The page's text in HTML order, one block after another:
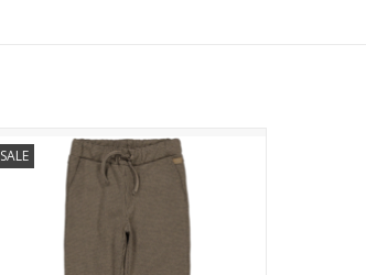
SALE
Quapi DARIUSQW244 aop sand check
feestcollectie
TOEVOEGEN AAN WINKELWAGEN